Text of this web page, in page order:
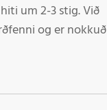
um 2-3 stig. Við
og er nokkuð